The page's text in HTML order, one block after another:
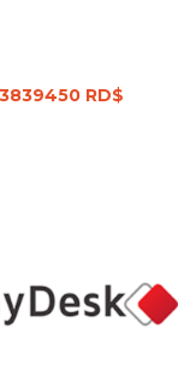
3839450 RD$